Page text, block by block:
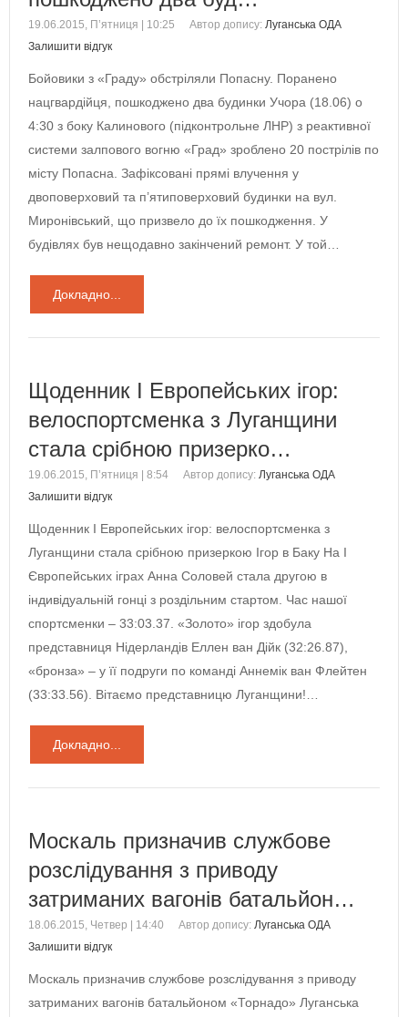
19.06.2015, П’ятниця | 10:25 Автор допису: Луганська ОДА
Залишити відгук
Бойовики з «Граду» обстріляли Попасну. Поранено
нацгвардійця, пошкоджено два будинки Учора (18.06) о
4:30 з боку Калинового (підконтрольне ЛНР) з реактивної
системи залпового вогню «Град» зроблено 20 пострілів по
місту Попасна. Зафіксовані прямі влучення у
двоповерховий та п’ятиповерховий будинки на вул.
Миронівський, що призвело до їх пошкодження. У
будівлях був нещодавно закінчений ремонт. У той…
Докладно...
Щоденник І Европейських ігор:
велоспортсменка з Луганщини
стала срібною призерко…
19.06.2015, П’ятниця | 8:54 Автор допису: Луганська ОДА
Залишити відгук
Щоденник І Европейських ігор: велоспортсменка з
Луганщини стала срібною призеркою Ігор в Баку На I
Європейських іграх Анна Соловей стала другою в
індивідуальній гонці з роздільним стартом. Час нашої
спортсменки – 33:03.37. «Золото» ігор здобула
представниця Нідерландів Еллен ван Дійк (32:26.87),
«бронза» – у її подруги по команді Аннемік ван Флейтен
(33:33.56). Вітаємо представницю Луганщини!…
Докладно...
Москаль призначив службове
розслідування з приводу
затриманих вагонів батальйон…
18.06.2015, Четвер | 14:40 Автор допису: Луганська ОДА
Залишити відгук
Москаль призначив службове розслідування з приводу
затриманих вагонів батальйоном «Торнадо» Луганська